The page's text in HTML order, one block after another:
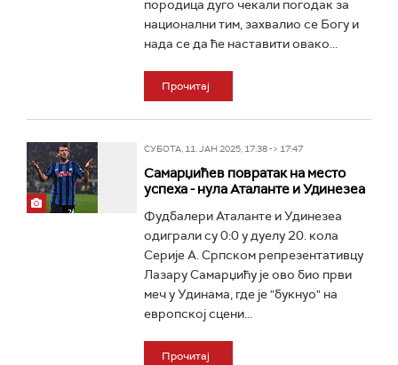
породица дуго чекали погодак за
национални тим, захвалио се Богу и
нада се да ће наставити овако...
Прочитај
СУБОТА, 11. ЈАН 2025, 17:38 -> 17:47
Самарџићев повратак на место
успеха - нула Аталанте и Удинезеа
Фудбалери Аталанте и Удинезеа
одиграли су 0:0 у дуелу 20. кола
Серије А. Српском репрезентативцу
Лазару Самарџићу је ово био први
меч у Удинама, где је "букнуо" на
европској сцени...
Прочитај